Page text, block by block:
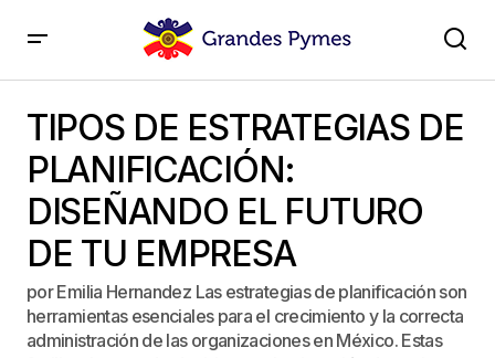
DISEÑANDO EL FUTURO DE TU EMPRESA
TIPOS DE ESTRATEGIAS DE
PLANIFICACIÓN:
DISEÑANDO EL FUTURO
DE TU EMPRESA
por Emilia Hernandez Las estrategias de planificación son
herramientas esenciales para el crecimiento y la correcta
administración de las organizaciones en México. Estas